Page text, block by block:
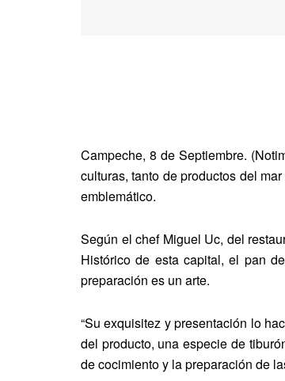
Campeche, 8 de Septiembre.
culturas, tanto de productos del
emblemático.
Según el chef Miguel Uc, del
Histórico de esta capital, el pan
preparación es un arte.
“Su exquisitez y presentación lo
del producto, una especie de
de cocimiento y la preparación de